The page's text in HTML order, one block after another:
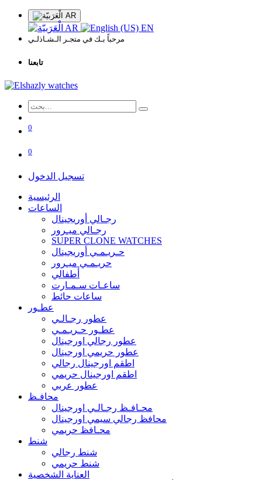
AR
AR EN
مرحباً بـك في متجـر الـشـاذلـي
تابعنا
0
0
تسجيل الدخول
الرئيسية
الساعات
رجـالي أوريجينال
رجـالي ميـرور
SUPER CLONE WATCHES
حـريـمـي أوريجينال
حريـمـي ميـرور
أطفالي
ساعـات سـمـارت
ساعات حائط
عطـور
عطور رجـالـي
عطـور حـريـمـي
عطور رجالي اورجينال
عطور حريمي اورجينال
اطقم اورجينال رجالي
اطقم اورجينال حريمي
عطور عربي
محافـظ
محـافـظ رجـالـي اورجينال
محافظ رجالي سيمي اورجينال
محـافظ حريمي
شنط
شنط رجالي
شنط حريمي
العناية الشخصية